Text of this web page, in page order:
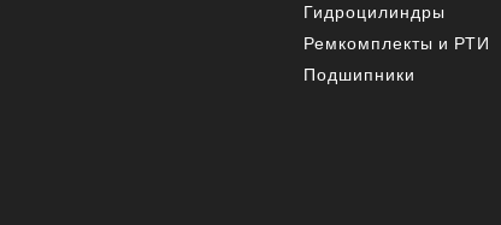
Гидроцилиндры
Ремкомплекты и РТИ
Подшипники